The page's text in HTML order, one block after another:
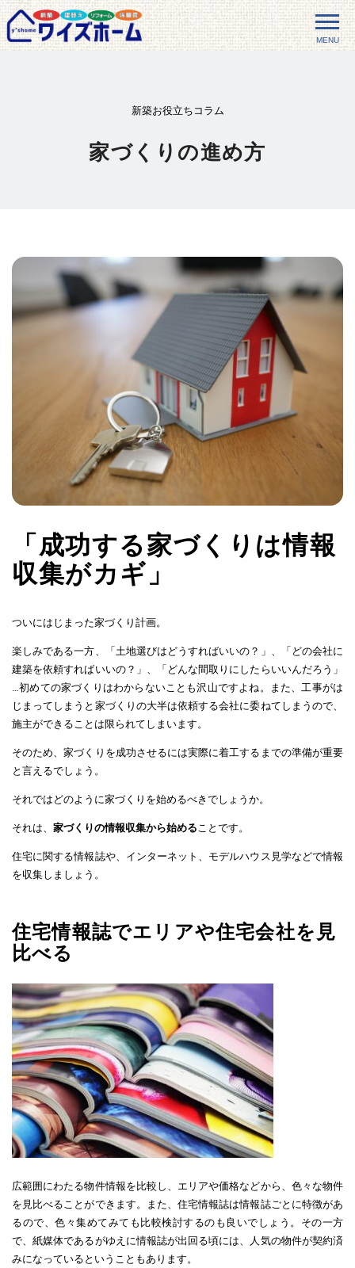
MENU
新築お役立ちコラム
家づくりの進め方
「成功する家づくりは情報
収集がカギ」
ついにはじまった家づくり計画。
楽しみである一方、「土地選びはどうすればいいの？」、「どの会社に
建築を依頼すればいいの？」、「どんな間取りにしたらいいんだろう」
…初めての家づくりはわからないことも沢山ですよね。また、工事がは
じまってしまうと家づくりの大半は依頼する会社に委ねてしまうので、
施主ができることは限られてしまいます。
そのため、家づくりを成功させるには実際に着工するまでの準備が重要
と言えるでしょう。
それではどのように家づくりを始めるべきでしょうか。
それは、 家づくりの情報収集から始めることです。
住宅に関する情報誌や、インターネット、モデルハウス見学などで情報
を収集しましょう。
住宅情報誌でエリアや住宅会社を見
比べる
広範囲にわたる物件情報を比較し、エリアや価格などから、色々な物件
を見比べることができます。また、住宅情報誌は情報誌ごとに特徴があ
るので、色々集めてみても比較検討するのも良いでしょう。その一方
で、紙媒体であるがゆえに情報誌が出回る頃には、人気の物件が契約済
みになっているということもあります。